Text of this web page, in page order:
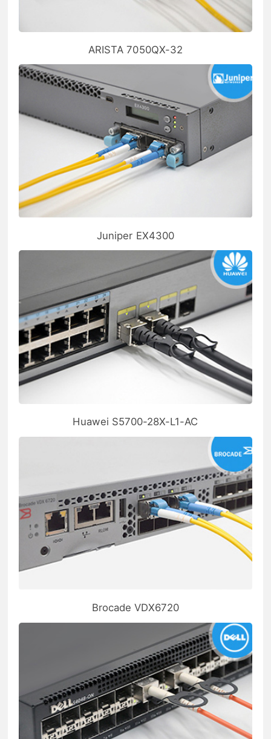
ARISTA 7050QX-32
Juniper EX4300
Huawei S5700-28X-L1-AC
Brocade VDX6720